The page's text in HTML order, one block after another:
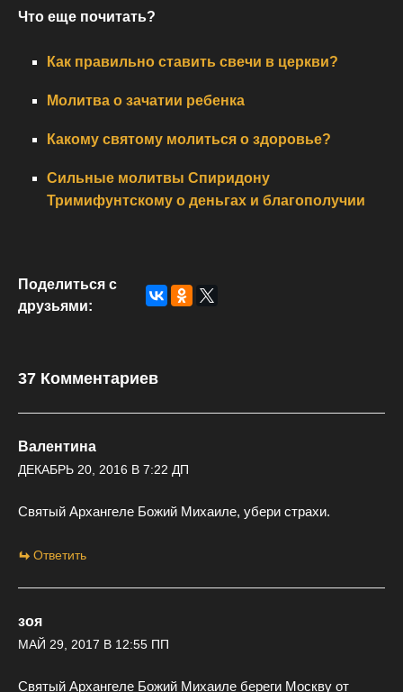
Что еще почитать?
Как правильно ставить свечи в церкви?
Молитва о зачатии ребенка
Какому святому молиться о здоровье?
Сильные молитвы Спиридону
Тримифунтскому о деньгах и благополучии
Поделиться с
друзьями:
37 Комментариев
Валентина
ДЕКАБРЬ 20, 2016 В 7:22 ДП
Святый Архангеле Божий Михаиле, убери страхи.
Ответить
зоя
МАЙ 29, 2017 В 12:55 ПП
Святый Архангеле Божий Михаиле береги Москву от